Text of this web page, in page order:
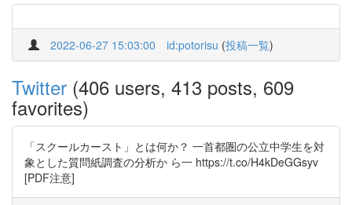
2022-06-27 15:03:00 id:potorisu (投稿一覧)
Twitter (406 users, 413 posts, 609
favorites)
「スクールカースト」とは何か？ 一首都圏の公立中学生を対
象とした質問紙調査の分析か ら一 https://t.co/H4kDeGGsyv
[PDF注意]